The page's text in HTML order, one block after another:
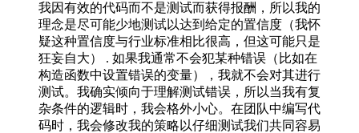
我因有效的代码而不是测试而获得报酬，所以我的
理念是尽可能少地测试以达到给定的置信度（我怀
疑这种置信度与行业标准相比很高，但这可能只是
狂妄自大） . 如果我通常不会犯某种错误（比如在
构造函数中设置错误的变量），我就不会对其进行
测试。我确实倾向于理解测试错误，所以当我有复
杂条件的逻辑时，我会格外小心。在团队中编写代
码时，我会修改我的策略以仔细测试我们共同容易